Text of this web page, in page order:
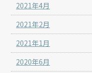
2021年4月
2021年2月
2021年1月
2020年6月